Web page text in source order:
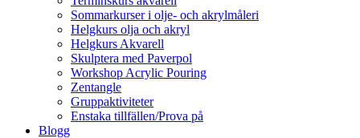
Sommarkurser i olje- och akrylmåleri
Helgkurs olja och akryl
Helgkurs Akvarell
Skulptera med Paverpol
Workshop Acrylic Pouring
Zentangle
Gruppaktiviteter
Enstaka tillfällen/Prova på
Blogg